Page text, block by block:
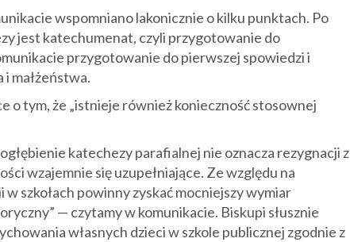
wspomniano lakonicznie o kilku punktach. Po
jest katechumenat, czyli przygotowanie do
przygotowanie do pierwszej spowiedzi i
małżeństwa.
o tym, że „istnieje również konieczność stosownej
katechezy parafialnej nie oznacza rezygnacji z
wzajemnie się uzupełniające. Ze względu na
szkołach powinny zyskać mocniejszy wymiar
— czytamy w komunikacie. Biskupi słusznie
własnych dzieci w szkole publicznej zgodnie z